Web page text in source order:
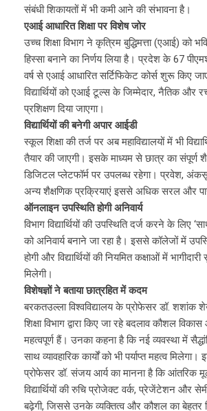
संबंधी शिकायतों में भी कमी आने की संभावना है।
एआई आधारित शिक्षा पर विशेष जोर
उच्च शिक्षा विभाग ने कृत्रिम बुद्धिमत्ता (एआई) को
हिस्सा बनाने का निर्णय लिया है। प्रदेश के 67
वर्ष से एआई आधारित सर्टिफिकेट कोर्स शुरू किए
विद्यार्थियों को एआई टूल्स के जिम्मेदार, नैतिक और
प्रशिक्षण दिया जाएगा।
विद्यार्थियों की बनेगी अपार आईडी
स्कूल शिक्षा की तर्ज पर अब महाविद्यालयों में भी
तैयार की जाएगी। इसके माध्यम से छात्र का संपूर्ण
डिजिटल प्लेटफॉर्म पर उपलब्ध रहेगा। प्रवेश,
अन्य शैक्षणिक प्रक्रियाएं इससे अधिक सरल और
ऑनलाइन उपस्थिति होगी अनिवार्य
विभाग विद्यार्थियों की उपस्थिति दर्ज करने के लिए
को अनिवार्य बनाने जा रहा है। इससे कॉलेजों में
होगी और विद्यार्थियों की नियमित कक्षाओं में
मिलेगी।
विशेषज्ञों ने बताया छात्रहित में कदम
बरकतउल्ला विश्वविद्यालय के प्रोफेसर डॉ.
शिक्षा विभाग द्वारा किए जा रहे बदलाव कौशल
महत्वपूर्ण हैं। उनका कहना है कि नई व्यवस्था में
साथ व्यावहारिक कार्यों को भी पर्याप्त महत्व
प्रोफेसर डॉ. संजय आर्य का मानना है कि आंतरिक
विद्यार्थियों की रुचि प्रोजेक्ट वर्क, प्रेजेंटेशन और
बढ़ेगी, जिससे उनके व्यक्तित्व और कौशल का बेहतर